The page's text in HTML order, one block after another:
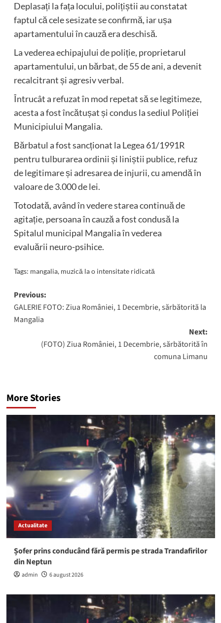
Deplasați la fața locului, polițiștii au constatat
faptul că cele sesizate se confirmă, iar ușa
apartamentului în cauză era deschisă.
La vederea echipajului de poliție, proprietarul
apartamentului, un bărbat, de 55 de ani, a devenit
recalcitrant și agresiv verbal.
Întrucât a refuzat în mod repetat să se legitimeze,
acesta a fost încătușat și condus la sediul Poliției
Municipiului Mangalia.
Bărbatul a fost sancționat la Legea 61/1991R
pentru tulburarea ordinii și liniștii publice, refuz
de legitimare și adresarea de injurii, cu amendă în
valoare de 3.000 de lei.
Totodată, având în vedere starea continuă de
agitație, persoana în cauză a fost condusă la
Spitalul municipal Mangalia în vederea
evaluării neuro-psihice.
Tags: mangalia, muzică la o intensitate ridicată
Post
navigation
Previous:
GALERIE FOTO: Ziua României, 1 Decembrie, sărbătorită la
Mangalia
Next:
(FOTO) Ziua României, 1 Decembrie, sărbătorită în
comuna Limanu
More Stories
Actualitate
Șofer prins conducând fără permis pe strada Trandafirilor
din Neptun
admin 6 august 2026